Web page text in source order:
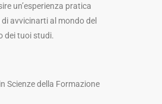
un’esperienza pratica
avvicinarti al mondo del
dei tuoi studi.
Scienze della Formazione